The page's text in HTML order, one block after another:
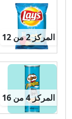
المركز 2 من 12
المركز 4 من 16